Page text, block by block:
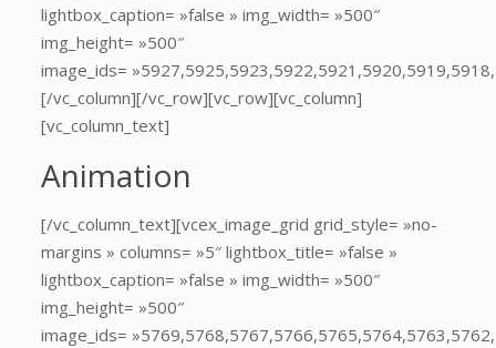
lightbox_caption= »false » img_width= »500″
img_height= »500″
image_ids=
[/vc_column][/vc_row][vc_row][vc_column]
[vc_column_text]
Animation
[/vc_column_text][vcex_image_grid grid_style= »no-
margins » columns= »5″ lightbox_title= »false »
lightbox_caption= »false » img_width= »500″
img_height= »500″
image_ids=